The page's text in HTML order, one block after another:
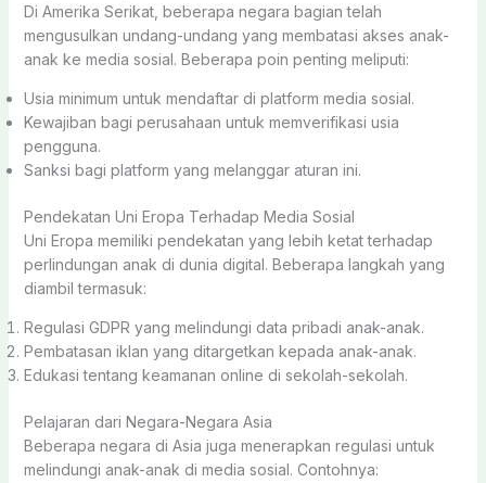
Di Amerika Serikat, beberapa negara bagian telah
mengusulkan undang-undang yang membatasi akses anak-
anak ke media sosial. Beberapa poin penting meliputi:
Usia minimum untuk mendaftar di platform media sosial.
Kewajiban bagi perusahaan untuk memverifikasi usia
pengguna.
Sanksi bagi platform yang melanggar aturan ini.
Pendekatan Uni Eropa Terhadap Media Sosial
Uni Eropa memiliki pendekatan yang lebih ketat terhadap
perlindungan anak di dunia digital. Beberapa langkah yang
diambil termasuk:
Regulasi GDPR yang melindungi data pribadi anak-anak.
Pembatasan iklan yang ditargetkan kepada anak-anak.
Edukasi tentang keamanan online di sekolah-sekolah.
Pelajaran dari Negara-Negara Asia
Beberapa negara di Asia juga menerapkan regulasi untuk
melindungi anak-anak di media sosial. Contohnya: